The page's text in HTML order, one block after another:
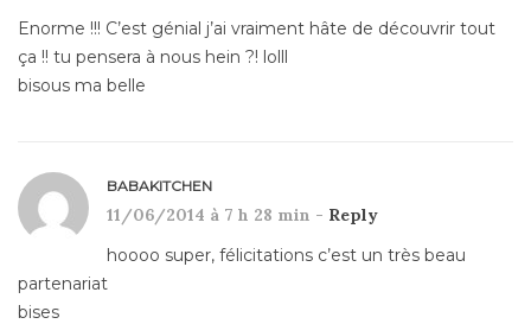
Enorme !!! C’est génial j’ai vraiment hâte de découvrir tout
ça !! tu pensera à nous hein ?! lolll
bisous ma belle
BABAKITCHEN
11/06/2014 à 7 h 28 min - Reply
hoooo super, félicitations c’est un très beau
partenariat
bises